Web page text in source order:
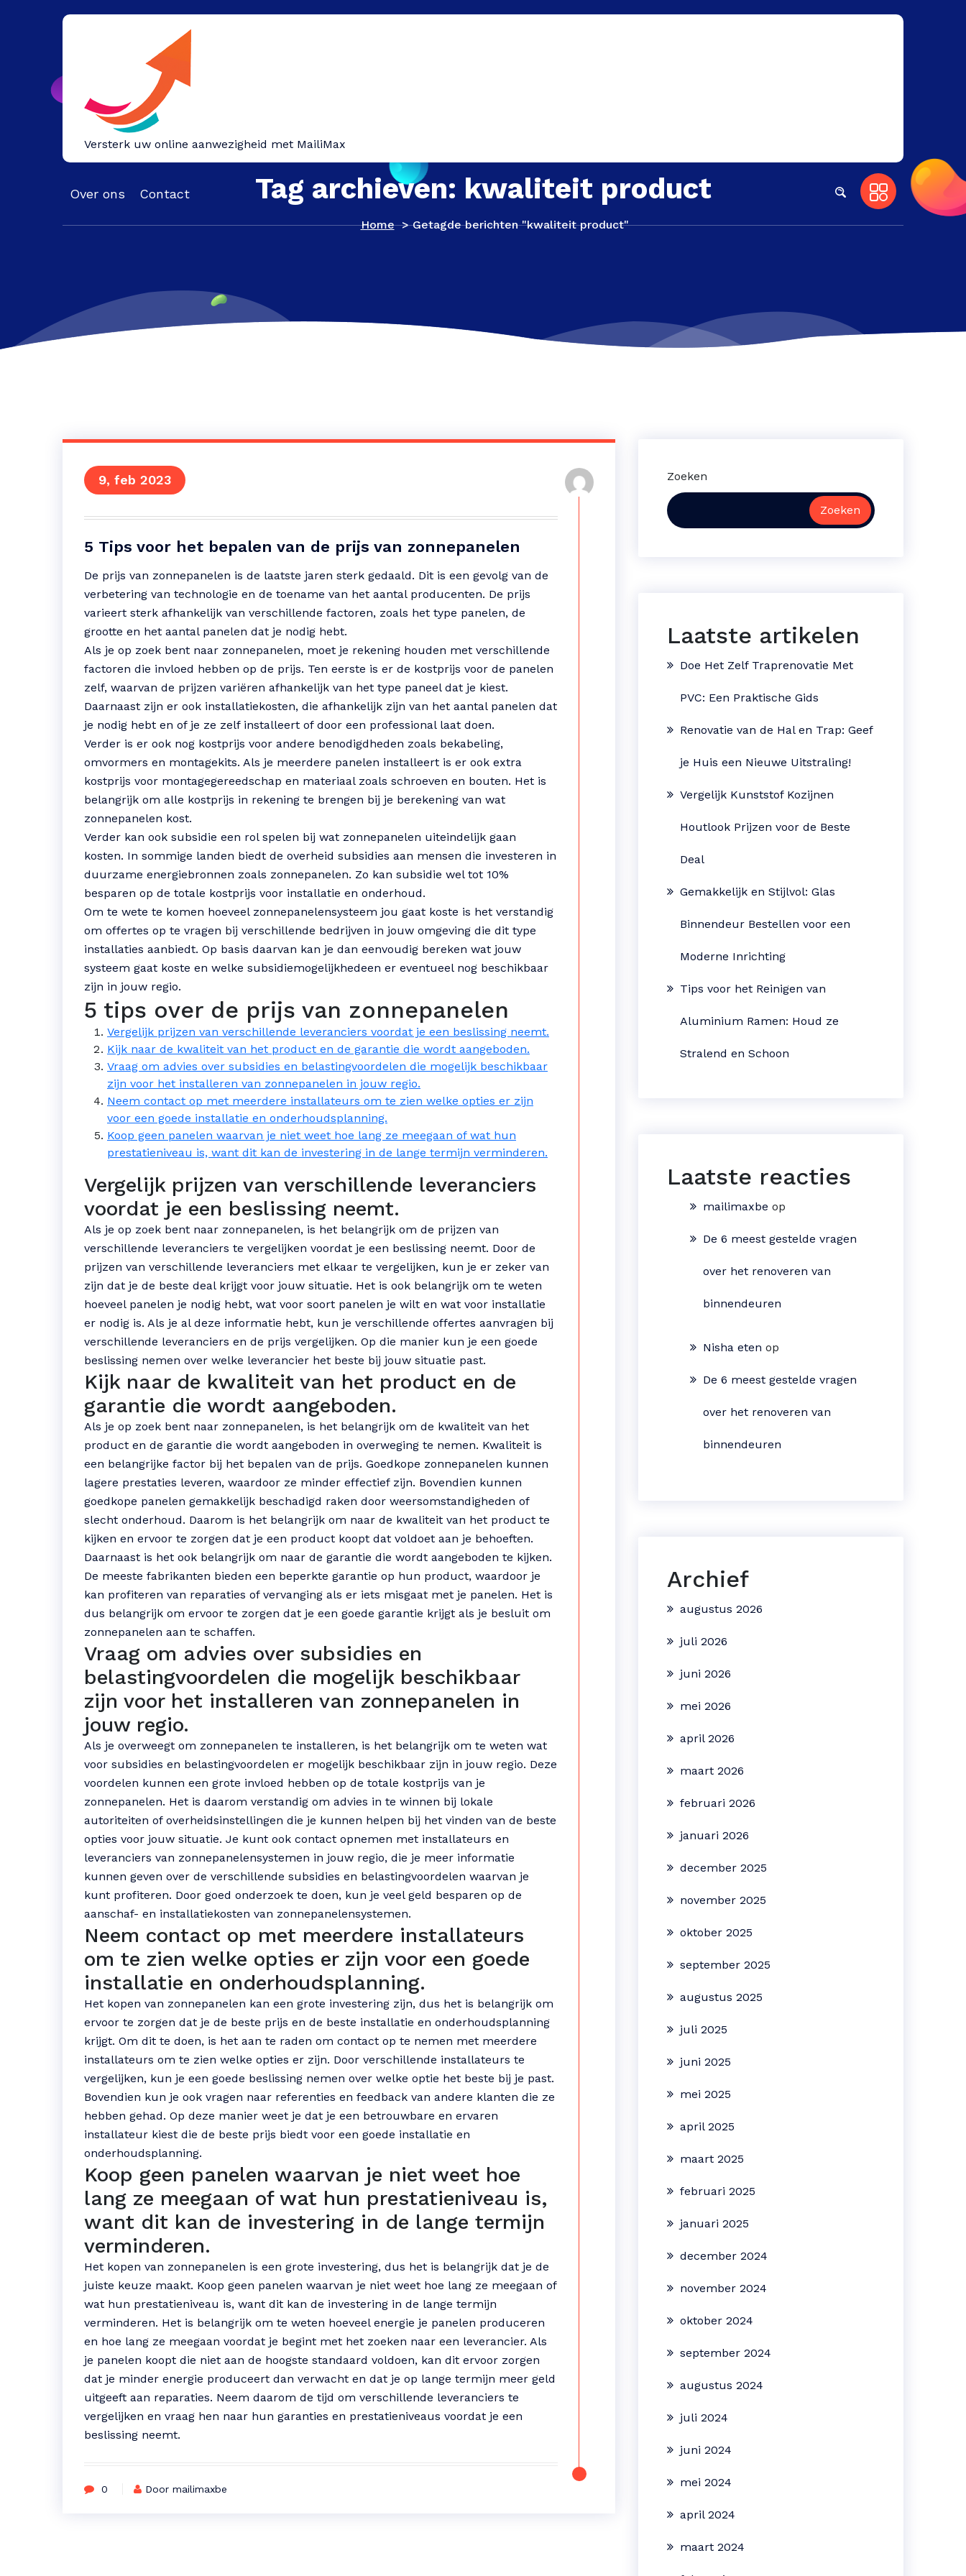
Versterk uw online aanwezigheid met MailiMax
Over ons Contact Tag archieven: kwaliteit product
Home>Getagde berichten "kwaliteit product"
9, feb 2023
5 Tips voor het bepalen van de prijs van zonnepanelen
De prijs van zonnepanelen is de laatste jaren sterk gedaald. Dit is een gevolg van de
verbetering van technologie en de toename van het aantal producenten. De prijs
varieert sterk afhankelijk van verschillende factoren, zoals het type panelen, de
grootte en het aantal panelen dat je nodig hebt.
Als je op zoek bent naar zonnepanelen, moet je rekening houden met verschillende
factoren die invloed hebben op de prijs. Ten eerste is er de kostprijs voor de panelen
zelf, waarvan de prijzen variëren afhankelijk van het type paneel dat je kiest.
Daarnaast zijn er ook installatiekosten, die afhankelijk zijn van het aantal panelen dat
je nodig hebt en of je ze zelf installeert of door een professional laat doen.
Verder is er ook nog kostprijs voor andere benodigdheden zoals bekabeling,
omvormers en montagekits. Als je meerdere panelen installeert is er ook extra
kostprijs voor montagegereedschap en materiaal zoals schroeven en bouten. Het is
belangrijk om alle kostprijs in rekening te brengen bij je berekening van wat
zonnepanelen kost.
Verder kan ook subsidie een rol spelen bij wat zonnepanelen uiteindelijk gaan
kosten. In sommige landen biedt de overheid subsidies aan mensen die investeren in
duurzame energiebronnen zoals zonnepanelen. Zo kan subsidie wel tot 10%
besparen op de totale kostprijs voor installatie en onderhoud.
Om te wete te komen hoeveel zonnepanelensysteem jou gaat koste is het verstandig
om offertes op te vragen bij verschillende bedrijven in jouw omgeving die dit type
installaties aanbiedt. Op basis daarvan kan je dan eenvoudig bereken wat jouw
systeem gaat koste en welke subsidiemogelijkhedeen er eventueel nog beschikbaar
zijn in jouw regio.
5 tips over de prijs van zonnepanelen
Vergelijk prijzen van verschillende leveranciers voordat je een beslissing neemt.
Kijk naar de kwaliteit van het product en de garantie die wordt aangeboden.
Vraag om advies over subsidies en belastingvoordelen die mogelijk beschikbaar
zijn voor het installeren van zonnepanelen in jouw regio.
Neem contact op met meerdere installateurs om te zien welke opties er zijn
voor een goede installatie en onderhoudsplanning.
Koop geen panelen waarvan je niet weet hoe lang ze meegaan of wat hun
prestatieniveau is, want dit kan de investering in de lange termijn verminderen.
Vergelijk prijzen van verschillende leveranciers
voordat je een beslissing neemt.
Als je op zoek bent naar zonnepanelen, is het belangrijk om de prijzen van
verschillende leveranciers te vergelijken voordat je een beslissing neemt. Door de
prijzen van verschillende leveranciers met elkaar te vergelijken, kun je er zeker van
zijn dat je de beste deal krijgt voor jouw situatie. Het is ook belangrijk om te weten
hoeveel panelen je nodig hebt, wat voor soort panelen je wilt en wat voor installatie
er nodig is. Als je al deze informatie hebt, kun je verschillende offertes aanvragen bij
verschillende leveranciers en de prijs vergelijken. Op die manier kun je een goede
beslissing nemen over welke leverancier het beste bij jouw situatie past.
Kijk naar de kwaliteit van het product en de
garantie die wordt aangeboden.
Als je op zoek bent naar zonnepanelen, is het belangrijk om de kwaliteit van het
product en de garantie die wordt aangeboden in overweging te nemen. Kwaliteit is
een belangrijke factor bij het bepalen van de prijs. Goedkope zonnepanelen kunnen
lagere prestaties leveren, waardoor ze minder effectief zijn. Bovendien kunnen
goedkope panelen gemakkelijk beschadigd raken door weersomstandigheden of
slecht onderhoud. Daarom is het belangrijk om naar de kwaliteit van het product te
kijken en ervoor te zorgen dat je een product koopt dat voldoet aan je behoeften.
Daarnaast is het ook belangrijk om naar de garantie die wordt aangeboden te kijken.
De meeste fabrikanten bieden een beperkte garantie op hun product, waardoor je
kan profiteren van reparaties of vervanging als er iets misgaat met je panelen. Het is
dus belangrijk om ervoor te zorgen dat je een goede garantie krijgt als je besluit om
zonnepanelen aan te schaffen.
Vraag om advies over subsidies en
belastingvoordelen die mogelijk beschikbaar
zijn voor het installeren van zonnepanelen in
jouw regio.
Als je overweegt om zonnepanelen te installeren, is het belangrijk om te weten wat
voor subsidies en belastingvoordelen er mogelijk beschikbaar zijn in jouw regio. Deze
voordelen kunnen een grote invloed hebben op de totale kostprijs van je
zonnepanelen. Het is daarom verstandig om advies in te winnen bij lokale
autoriteiten of overheidsinstellingen die je kunnen helpen bij het vinden van de beste
opties voor jouw situatie. Je kunt ook contact opnemen met installateurs en
leveranciers van zonnepanelensystemen in jouw regio, die je meer informatie
kunnen geven over de verschillende subsidies en belastingvoordelen waarvan je
kunt profiteren. Door goed onderzoek te doen, kun je veel geld besparen op de
aanschaf- en installatiekosten van zonnepanelensystemen.
Neem contact op met meerdere installateurs
om te zien welke opties er zijn voor een goede
installatie en onderhoudsplanning.
Het kopen van zonnepanelen kan een grote investering zijn, dus het is belangrijk om
ervoor te zorgen dat je de beste prijs en de beste installatie en onderhoudsplanning
krijgt. Om dit te doen, is het aan te raden om contact op te nemen met meerdere
installateurs om te zien welke opties er zijn. Door verschillende installateurs te
vergelijken, kun je een goede beslissing nemen over welke optie het beste bij je past.
Bovendien kun je ook vragen naar referenties en feedback van andere klanten die ze
hebben gehad. Op deze manier weet je dat je een betrouwbare en ervaren
installateur kiest die de beste prijs biedt voor een goede installatie en
onderhoudsplanning.
Koop geen panelen waarvan je niet weet hoe
lang ze meegaan of wat hun prestatieniveau is,
want dit kan de investering in de lange termijn
verminderen.
Het kopen van zonnepanelen is een grote investering, dus het is belangrijk dat je de
juiste keuze maakt. Koop geen panelen waarvan je niet weet hoe lang ze meegaan of
wat hun prestatieniveau is, want dit kan de investering in de lange termijn
verminderen. Het is belangrijk om te weten hoeveel energie je panelen produceren
en hoe lang ze meegaan voordat je begint met het zoeken naar een leverancier. Als
je panelen koopt die niet aan de hoogste standaard voldoen, kan dit ervoor zorgen
dat je minder energie produceert dan verwacht en dat je op lange termijn meer geld
uitgeeft aan reparaties. Neem daarom de tijd om verschillende leveranciers te
vergelijken en vraag hen naar hun garanties en prestatieniveaus voordat je een
beslissing neemt.
0 Door mailimaxbe
Zoeken
Zoeken
Laatste artikelen
Doe Het Zelf Traprenovatie Met
PVC: Een Praktische Gids
Renovatie van de Hal en Trap: Geef
je Huis een Nieuwe Uitstraling!
Vergelijk Kunststof Kozijnen
Houtlook Prijzen voor de Beste
Deal
Gemakkelijk en Stijlvol: Glas
Binnendeur Bestellen voor een
Moderne Inrichting
Tips voor het Reinigen van
Aluminium Ramen: Houd ze
Stralend en Schoon
Laatste reacties
mailimaxbe op
De 6 meest gestelde vragen
over het renoveren van
binnendeuren
Nisha eten op
De 6 meest gestelde vragen
over het renoveren van
binnendeuren
Archief
augustus 2026
juli 2026
juni 2026
mei 2026
april 2026
maart 2026
februari 2026
januari 2026
december 2025
november 2025
oktober 2025
september 2025
augustus 2025
juli 2025
juni 2025
mei 2025
april 2025
maart 2025
februari 2025
januari 2025
december 2024
november 2024
oktober 2024
september 2024
augustus 2024
juli 2024
juni 2024
mei 2024
april 2024
maart 2024